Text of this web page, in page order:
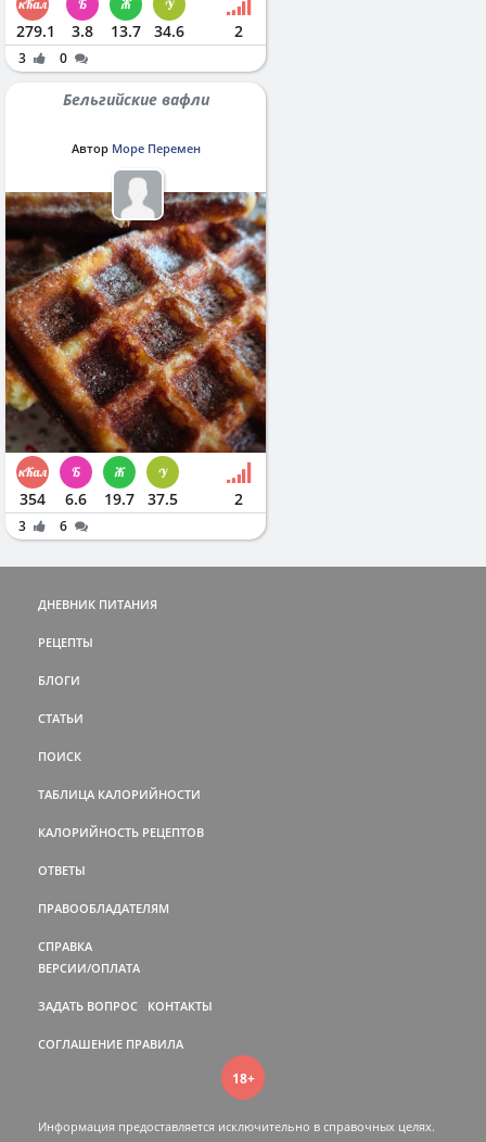
279.1 3.8 13.7 34.6 2
3 0
Бельгийские вафли
Автор Море Перемен
354 6.6 19.7 37.5 2
3 6
ДНЕВНИК ПИТАНИЯ
РЕЦЕПТЫ
БЛОГИ
СТАТЬИ
ПОИСК
ТАБЛИЦА КАЛОРИЙНОСТИ
КАЛОРИЙНОСТЬ РЕЦЕПТОВ
ОТВЕТЫ
ПРАВООБЛАДАТЕЛЯМ
СПРАВКА
ВЕРСИИ/ОПЛАТА
ЗАДАТЬ ВОПРОС КОНТАКТЫ
СОГЛАШЕНИЕ ПРАВИЛА
18+
Информация предоставляется исключительно в справочных целях.